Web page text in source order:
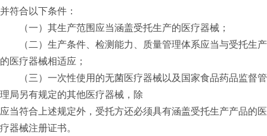
并符合以下条件：
（一）其生产范围应当涵盖受托生产的医疗器械；
（二）生产条件、检测能力、质量管理体系应当与受托生产
的医疗器械相适应；
（三）一次性使用的无菌医疗器械以及国家食品药品监督管
理局另有规定的其他医疗器械，除
应当符合上述规定外，受托方还必须具有涵盖受托生产产品的医
疗器械注册证书。